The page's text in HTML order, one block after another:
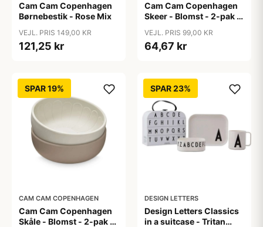
Cam Cam Copenhagen
Børnebestik - Rose Mix
VEJL. PRIS 149,00 KR
121,25 kr
Cam Cam Copenhagen
Skeer - Blomst - 2-pak -
VEJL. PRIS 99,00 KR
64,67 kr
SPAR 19%
CAM CAM COPENHAGEN
Cam Cam Copenhagen
Skåle - Blomst - 2-pak -
SPAR 23%
DESIGN LETTERS
Design Letters Classics
in a suitcase - Tritan